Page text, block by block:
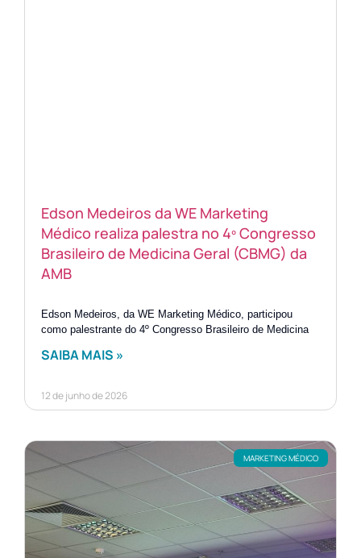
Edson Medeiros da WE Marketing
Médico realiza palestra no 4º Congresso
Brasileiro de Medicina Geral (CBMG) da
AMB
Edson Medeiros, da WE Marketing Médico, participou
como palestrante do 4º Congresso Brasileiro de Medicina
SAIBA MAIS »
12 de junho de 2026
MARKETING MÉDICO